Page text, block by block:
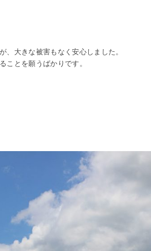
、大きな被害もなく安心しました。
ことを願うばかりです。